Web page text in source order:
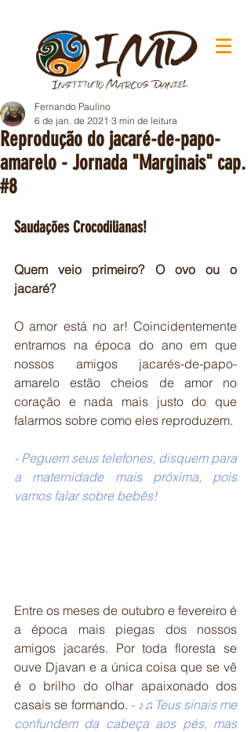
Reprodução do jacaré-de-papo-
amarelo - Jornada "Marginais" cap.
#8
Fernando Paulino
6 de jan. de 2021 3 min de leitura
Saudações Crocodilianas!
Quem veio primeiro? O ovo ou o
jacaré?
O amor está no ar! Coincidentemente
entramos na época do ano em que
nossos amigos jacarés-de-papo-
amarelo estão cheios de amor no
coração e nada mais justo do que
falarmos sobre como eles reproduzem.
- Peguem seus telefones, disquem para
a maternidade mais próxima, pois
vamos falar sobre bebês!
Entre os meses de outubro e fevereiro é
a época mais piegas dos nossos
amigos jacarés. Por toda floresta se
ouve Djavan e a única coisa que se vê
é o brilho do olhar apaixonado dos
casais se formando. - ♪♫Teus sinais me
confundem da cabeça aos pés, mas